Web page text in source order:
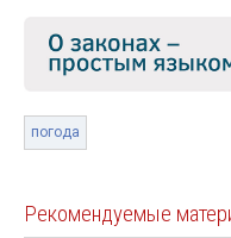
погода
Рекомендуемые